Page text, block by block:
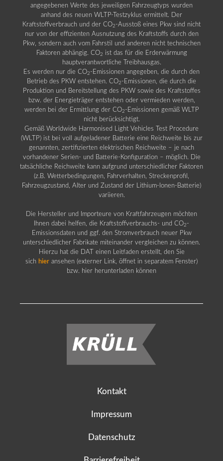
angegebenen Werte des jeweiligen Fahrzeugtyps wurden
anhand des neuen WLTP-Testzyklus ermittelt. Der
Kraftstoffverbrauch und der CO2 -Ausstoß eines Pkw sind nicht
nur von der effizienten Ausnutzung des Kraftstoffs durch den
Pkw, sondern auch vom Fahrstil und anderen nicht technischen
Faktoren abhängig. CO2 ist das für die Erderwärmung
hauptverantwortliche Treibhausgas.
Es werden nur die CO2 -Emissionen angegeben, die durch den
Betrieb des PKW entstehen. CO2 -Emissionen, die durch die
Produktion und Bereitstellung des PKW sowie des Kraftstoffes
bzw. der Energieträger entstehen oder vermieden werden,
werden bei der Ermittlung der CO2 -Emissionen gemäß WLTP
nicht berücksichtigt.
Gemäß Worldwide Harmonised Light Vehicles Test Procedure
(WLTP) ist bei voll aufgeladener Batterie eine Reichweite bis zur
genannten, zertifizierten elektrischen Reichweite – je nach
vorhandener Serien- und Batterie-Konfiguration – möglich. Die
tatsächliche Reichweite kann aufgrund unterschiedlicher Faktoren
(z.B. Wetterbedingungen, Fahrverhalten, Streckenprofil,
Fahrzeugzustand, Alter und Zustand der Lithium-Ionen-Batterie)
variieren.
Die Hersteller und Importeure von Kraftfahrzeugen möchten
Ihnen dabei helfen, die Kraftstoffverbrauchs- und CO2 -
Emissionsdaten und ggf. den Stromverbrauch neuer Pkw
unterschiedlicher Fabrikate miteinander vergleichen zu können.
Hierzu hat die DAT einen Leitfaden erstellt, den Sie
sich hier ansehen (externer Link, öffnet in separatem Fenster)
bzw. hier herunterladen können
Kontakt
Impressum
Datenschutz